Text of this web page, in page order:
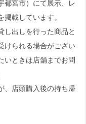
都宮市）にて展示、レ
載しています。
し出しを行った商品と
けられる場合がござい
いときは店舗までお問
、店頭購入後の持ち帰